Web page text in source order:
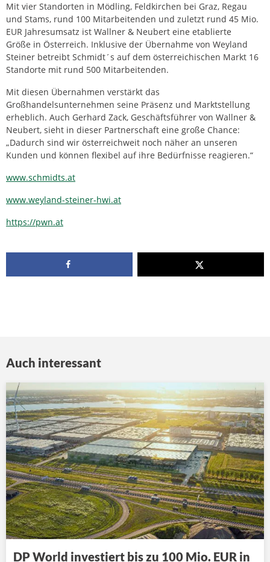
Mit vier Standorten in Mödling, Feldkirchen bei Graz, Regau
und Stams, rund 100 Mitarbeitenden und zuletzt rund 45 Mio.
EUR Jahresumsatz ist Wallner & Neubert eine etablierte
Größe in Österreich. Inklusive der Übernahme von Weyland
Steiner betreibt Schmidt´s auf dem österreichischen Markt 16
Standorte mit rund 500 Mitarbeitenden.
Mit diesen Übernahmen verstärkt das
Großhandelsunternehmen seine Präsenz und Marktstellung
erheblich. Auch Gerhard Zack, Geschäftsführer von Wallner &
Neubert, sieht in dieser Partnerschaft eine große Chance:
„Dadurch sind wir österreichweit noch näher an unseren
Kunden und können flexibel auf ihre Bedürfnisse reagieren.“
www.schmidts.at
www.weyland-steiner-hwi.at
https://pwn.at
Auch interessant
DP World investiert bis zu 100 Mio. EUR in